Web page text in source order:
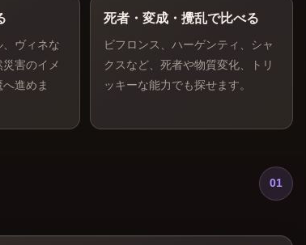
ヴィネな
害のイメ
進めま
死者・変成・攪乱で比べる
ビフロンス、ハーゲンティ、シャ
クスなど、死者や物質変化、トリ
ッキーな能力でも探せます。
01